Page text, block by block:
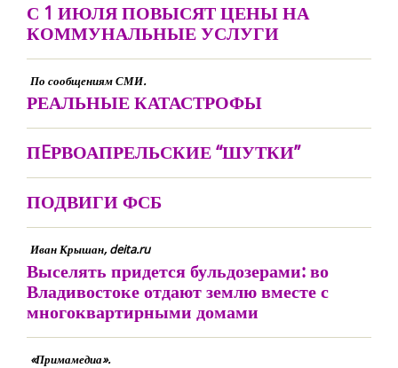
С 1 ИЮЛЯ ПОВЫСЯТ ЦЕНЫ НА
КОММУНАЛЬНЫЕ УСЛУГИ
По сообщениям СМИ.
РЕАЛЬНЫЕ КАТАСТРОФЫ
ПEРВОАПРЕЛЬСКИЕ “ШУТКИ”
ПОДВИГИ ФСБ
Иван Крышан, deita.ru
Выселять придется бульдозерами: во
Владивостоке отдают землю вместе с
многоквартирными домами
«Примамедиа».